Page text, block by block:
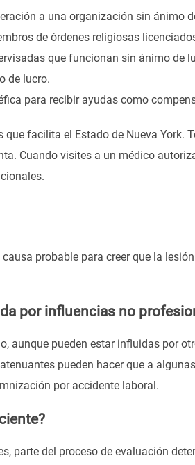
a una organización sin ánimo
de órdenes religiosas
que funcionan sin ánimo de
de lucro.
para recibir ayudas como
facilita el Estado de Nueva York.
Cuando visites a un médico
probable para creer que la
por influencias no
aunque pueden estar influidas por
pueden hacer que a
por accidente laboral.
parte del proceso de evaluación